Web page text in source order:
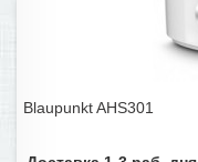
Blaupunkt AHS301